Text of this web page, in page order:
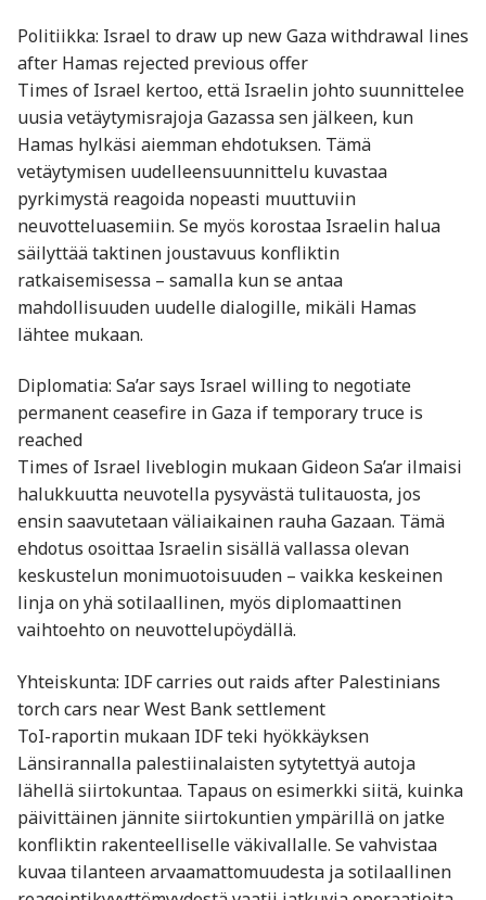
Politiikka: Israel to draw up new Gaza withdrawal lines
after Hamas rejected previous offer
Times of Israel kertoo, että Israelin johto suunnittelee
uusia vetäytymisrajoja Gazassa sen jälkeen, kun
Hamas hylkäsi aiemman ehdotuksen. Tämä
vetäytymisen uudelleensuunnittelu kuvastaa
pyrkimystä reagoida nopeasti muuttuviin
neuvotteluasemiin. Se myös korostaa Israelin halua
säilyttää taktinen joustavuus konfliktin
ratkaisemisessa – samalla kun se antaa
mahdollisuuden uudelle dialogille, mikäli Hamas
lähtee mukaan.
Diplomatia: Sa’ar says Israel willing to negotiate
permanent ceasefire in Gaza if temporary truce is
reached
Times of Israel liveblogin mukaan Gideon Sa’ar ilmaisi
halukkuutta neuvotella pysyvästä tulitauosta, jos
ensin saavutetaan väliaikainen rauha Gazaan. Tämä
ehdotus osoittaa Israelin sisällä vallassa olevan
keskustelun monimuotoisuuden – vaikka keskeinen
linja on yhä sotilaallinen, myös diplomaattinen
vaihtoehto on neuvottelupöydällä.
Yhteiskunta: IDF carries out raids after Palestinians
torch cars near West Bank settlement
ToI-raportin mukaan IDF teki hyökkäyksen
Länsirannalla palestiinalaisten sytytettyä autoja
lähellä siirtokuntaa. Tapaus on esimerkki siitä, kuinka
päivittäinen jännite siirtokuntien ympärillä on jatke
konfliktin rakenteelliselle väkivallalle. Se vahvistaa
kuvaa tilanteen arvaamattomuudesta ja sotilaallinen